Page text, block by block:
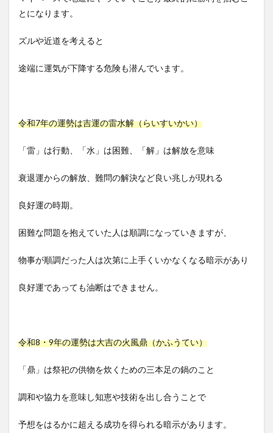
とになります。
ズルや近道を考えると
途端に運気が下降する危険も潜んでいます。
令和7年の運勢は吉運の雷水解（らいすいかい）
「雷」は行動、「水」は困難、「解」は解放を意味
衰退運からの解放、難問の解決など良い兆しが現れる
良好運の時期。
困難な問題を抱えていた人は順調になっていきますが、
物事が順調だった人は次第に上手くいかなくなる暗示があり
良好運であっても油断はできません。
令和8・9年の運勢は大吉の火風鼎（かふうてい）
「鼎」は祭祀の供物を炊くための三本足の鍋のこと
調和や協力を意味し知恵や技術を出し合うことで
予想をはるかに超える成功を得られる暗示があります。